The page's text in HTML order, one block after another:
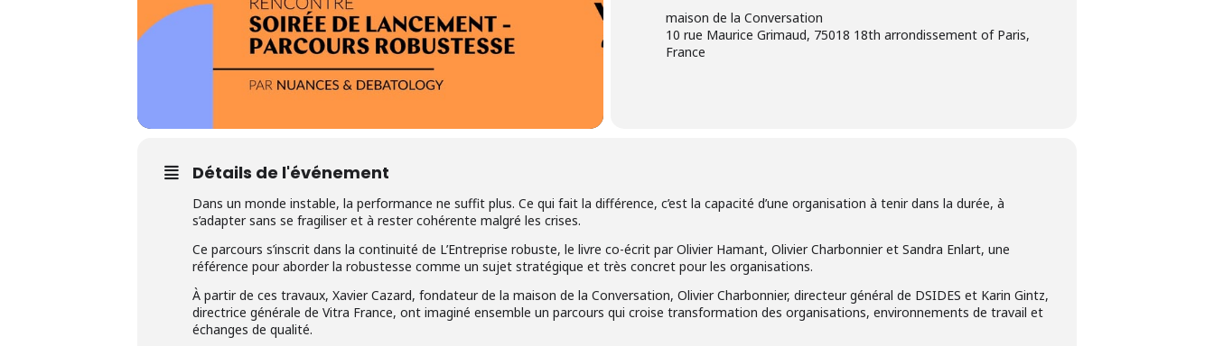
maison de la Conversation
10 rue Maurice Grimaud, 75018 18th arrondissement of Paris,
France
Détails de l'événement
Dans un monde instable, la performance ne suffit plus. Ce qui fait la différence, c’est la capacité d’une organisation à tenir dans la durée, à
s’adapter sans se fragiliser et à rester cohérente malgré les crises.
Ce parcours s’inscrit dans la continuité de L’Entreprise robuste, le livre co-écrit par Olivier Hamant, Olivier Charbonnier et Sandra Enlart, une
référence pour aborder la robustesse comme un sujet stratégique et très concret pour les organisations.
À partir de ces travaux, Xavier Cazard, fondateur de la maison de la Conversation, Olivier Charbonnier, directeur général de DSIDES et Karin Gintz,
directrice générale de Vitra France, ont imaginé ensemble un parcours qui croise transformation des organisations, environnements de travail et
échanges de qualité.